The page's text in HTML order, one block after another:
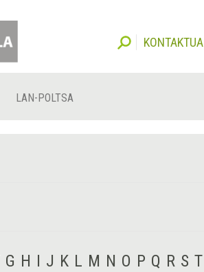
KONTAKTUA
LAN-POLTSA
G H I J K L M N O P Q R S T